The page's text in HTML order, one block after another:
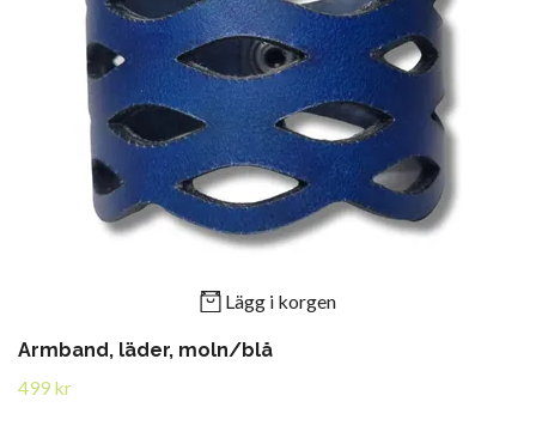
Lägg i korgen
Armband, läder, moln/blå
499 kr